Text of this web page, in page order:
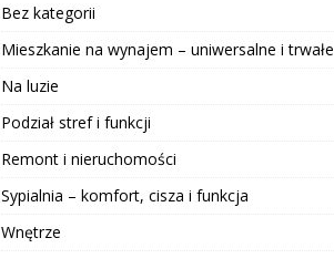
Bez kategorii
Mieszkanie na wynajem – uniwersalne i trwałe
Na luzie
Podział stref i funkcji
Remont i nieruchomości
Sypialnia – komfort, cisza i funkcja
Wnętrze